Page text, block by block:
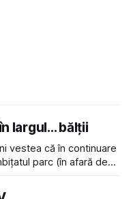
largul... bălții
vestea că în continuare
parc (în afară de
trece prin zonă). Am